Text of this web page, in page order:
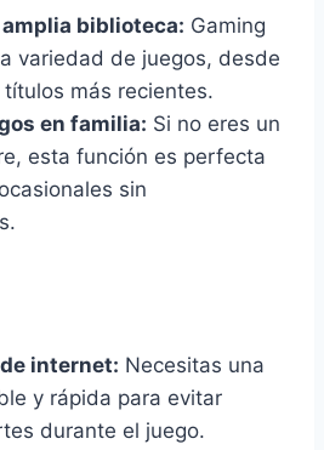
biblioteca: Gaming
variedad de juegos, desde
más recientes.
en familia: Si no eres un
esta función es perfecta
sin
internet: Necesitas una
y rápida para evitar
durante el juego.